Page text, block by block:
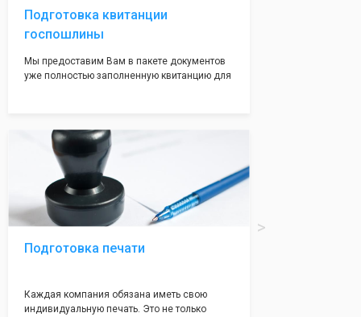
Подготовка квитанции
госпошлины
Мы предоставим Вам в пакете документов
уже полностью заполненную квитанцию для
посредственно в налоговой инспекции при
подаче документов на регистрацию.
Подготовка печати
Каждая компания обязана иметь свою
индивидуальную печать. Это не только